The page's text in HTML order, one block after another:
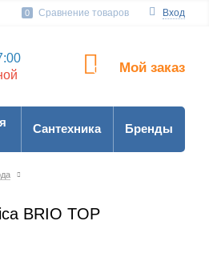
Вход
0 Сравнение товаров
0 Мой заказ
Сантехника Бренды
BRIO TOP